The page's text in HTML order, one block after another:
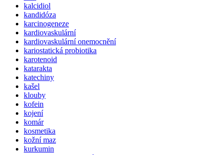
kalcidiol
kandidóza
karcinogeneze
kardiovaskulární
kardiovaskulární onemocnění
kariostatická probiotika
karotenoid
katarakta
katechiny
kašel
klouby
kofein
kojení
komár
kosmetika
kožní maz
kurkumin